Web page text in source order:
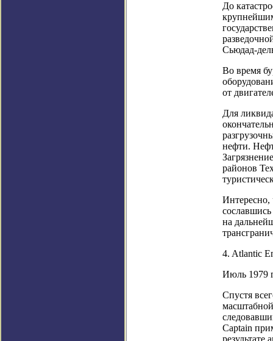
До
Сьюдад-
Во время
от
Для
нефти.
районов
Интересно,
на
4. Atlantic
Июль 1979
Спустя
Captain